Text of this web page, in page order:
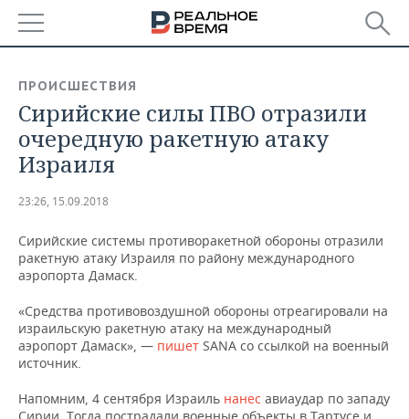
БАШКОРТОСТАН
ТАТАРСТАН
НОВОСТИ
АНАЛИТИКА
ДЕКЛАРАЦИИ О ДОХОДАХ
КОРОЛИ ГОСЗАКАЗА ПФО
ВУЗЫ ТАТАРСТАНА
КОМУ ПРИНАДЛЕЖАТ
ТОРГОВЫЕ ЦЕНТРЫ
НОВОСТИ ЭКОНОМИКИ
ФИНАНСЫ
БАНКИ
БЮДЖЕТ
ИНВЕСТИЦИИ
ПРОМЫШЛЕННОСТЬ
НОВОСТИ
ПРОМЫШЛЕННОСТИ
АГРОПРОМ
МАШИНОСТРОЕНИЕ
НЕФТЕХИМИЯ
НЕДВИЖИМОСТЬ
НОВОСТИ НЕДВИЖИМОСТИ
АВТО
НОВОСТИ АВТО
БИЗНЕС
НОВОСТИ БИЗНЕСА
ТЕХНОЛОГИИ
ПРОИСШЕСТВИЯ
Сирийские силы ПВО отразили
очередную ракетную атаку
Израиля
23:26, 15.09.2018
Сирийские системы противоракетной обороны отразили
ракетную атаку Израиля по району международного
аэропорта Дамаск.
«Средства противовоздушной обороны отреагировали на
израильскую ракетную атаку на международный
аэропорт Дамаск», — пишет SANA со ссылкой на военный
источник.
Напомним, 4 сентября Израиль нанес авиаудар по западу